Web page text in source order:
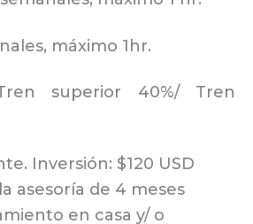
máximo 1hr.
superior 40%/ Tren
Inversión: $120 USD
asesoría de 4 meses
en casa y/ o